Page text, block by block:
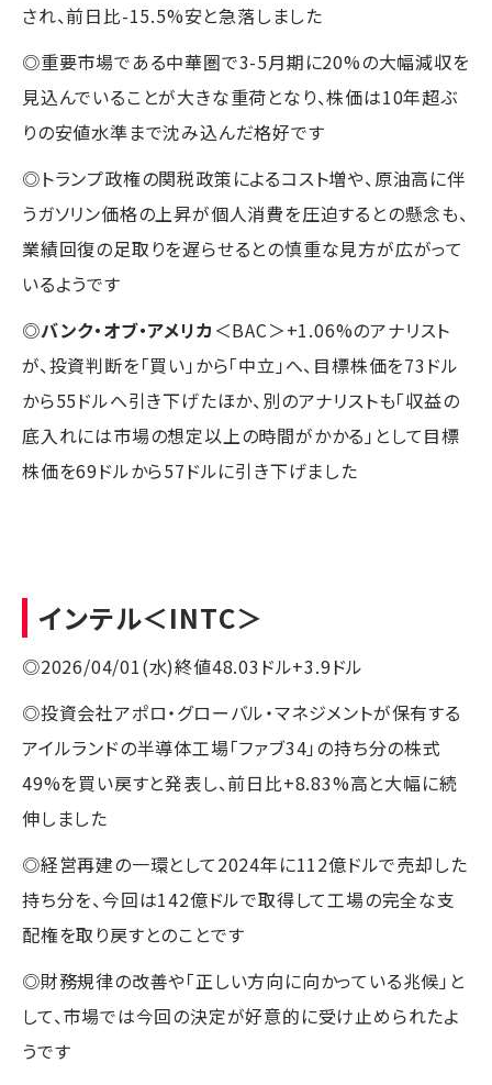
され、前日比-15.5%安と急落しました
◎重要市場である中華圏で3-5月期に20%の大幅減収を
見込んでいることが大きな重荷となり、株価は10年超ぶ
りの安値水準まで沈み込んだ格好です
◎トランプ政権の関税政策によるコスト増や、原油高に伴
うガソリン価格の上昇が個人消費を圧迫するとの懸念も、
業績回復の足取りを遅らせるとの慎重な見方が広がって
いるようです
◎バンク・オブ・アメリカ ＜BAC＞+1.06%のアナリスト
が、投資判断を「買い」から「中立」へ、目標株価を73ドル
から55ドルへ引き下げたほか、別のアナリストも「収益の
底入れには市場の想定以上の時間がかかる」として目標
株価を69ドルから57ドルに引き下げました
インテル＜INTC＞
◎2026/04/01(水)終値48.03ドル+3.9ドル
◎投資会社アポロ・グローバル・マネジメントが保有する
アイルランドの半導体工場「ファブ34」の持ち分の株式
49%を買い戻すと発表し、前日比+8.83%高と大幅に続
伸しました
◎経営再建の一環として2024年に112億ドルで売却した
持ち分を、今回は142億ドルで取得して工場の完全な支
配権を取り戻すとのことです
◎財務規律の改善や「正しい方向に向かっている兆候」と
して、市場では今回の決定が好意的に受け止められたよ
うです